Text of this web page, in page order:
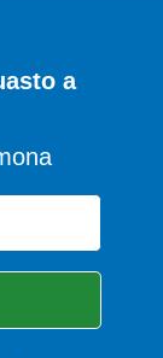
a